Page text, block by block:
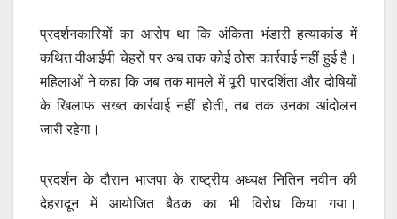
प्रदर्शनकारियों का आरोप था कि अंकिता भंडारी हत्याकांड में
कथित वीआईपी चेहरों पर अब तक कोई ठोस कार्रवाई नहीं हुई है।
महिलाओं ने कहा कि जब तक मामले में पूरी पारदर्शिता और दोषियों
के खिलाफ सख्त कार्रवाई नहीं होती, तब तक उनका आंदोलन
जारी रहेगा।
प्रदर्शन के दौरान भाजपा के राष्ट्रीय अध्यक्ष नितिन नवीन की
देहरादून में आयोजित बैठक का भी विरोध किया गया।